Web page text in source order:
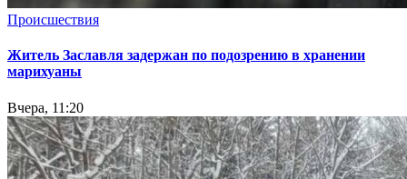
Происшествия
Житель Заславля задержан по подозрению в хранении
марихуаны
Вчера, 11:20